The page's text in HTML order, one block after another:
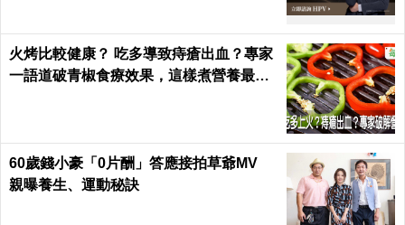
火烤比較健康？ 吃多導致痔瘡出血？專家
一語道破青椒食療效果，這樣煮營養最足
60歲錢小豪「0片酬」答應接拍草爺MV
親曝養生、運動秘訣